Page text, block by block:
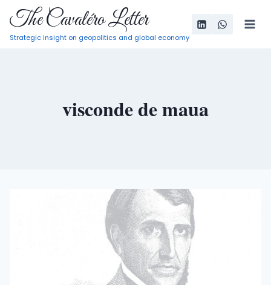
Pular
paraThe Cavaléro Letter
Strategic insight on geopolitics and global economy
visconde de maua